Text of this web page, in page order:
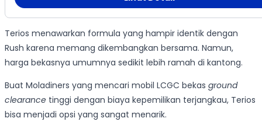
Terios menawarkan formula yang hampir identik dengan
Rush karena memang dikembangkan bersama. Namun,
harga bekasnya umumnya sedikit lebih ramah di kantong.
Buat Moladiners yang mencari mobil LCGC bekas ground
clearance tinggi dengan biaya kepemilikan terjangkau, Terios
bisa menjadi opsi yang sangat menarik.